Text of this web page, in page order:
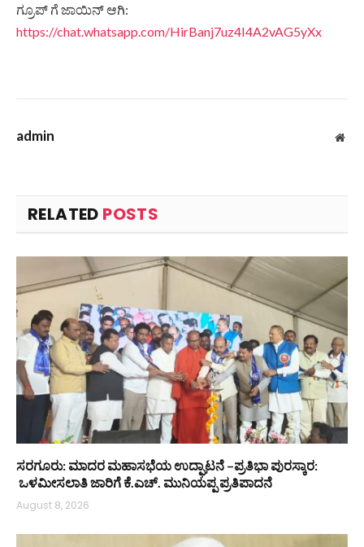
ಗ್ರೂಪ್ ಗೆ ಜಾಯಿನ್ ಆಗಿ:
https://chat.whatsapp.com/HirBanj7uz4I4A2vAG5yXx
admin
RELATED POSTS
ಸರಗೂರು: ಮಾದರ ಮಹಾಸಭೆಯ ಉದ್ಘಾಟನೆ –ಪ್ರತಿಭಾ ಪುರಸ್ಕಾರ:
ಒಳಮೀಸಲಾತಿ ಜಾರಿಗೆ ಕೆ.ಎಚ್. ಮುನಿಯಪ್ಪ ಪ್ರತಿಪಾದನೆ
August 8, 2026